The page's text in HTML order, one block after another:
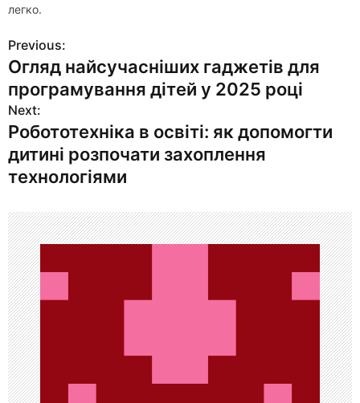
легко.
Н
а
в
и
г
ц
и
я
п
о
з
Previous:
Огляд найсучасніших гаджетів для
програмування дітей у 2025 році
Next:
Робототехніка в освіті: як допомогти
дитині розпочати захоплення
технологіями